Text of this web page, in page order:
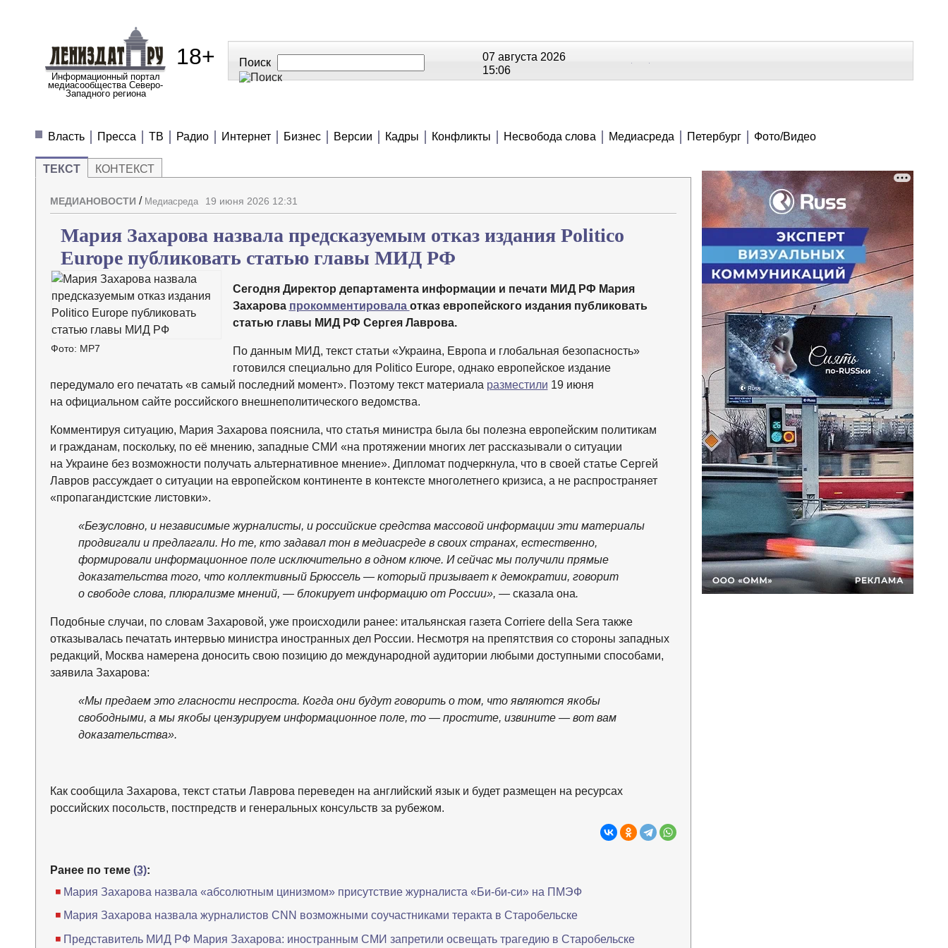
Информационный портал
медиасообщества Северо-
Западного региона
18+ Поиск
07 августа 2026
15:06
Власть
Пресса ТВ Радио Интернет Бизнес Версии Кадры Конфликты Несвобода слова Медиасреда Петербург Фото/Видео
ТЕКСТ КОНТЕКСТ
МЕДИАНОВОСТИ / Медиасреда 19 июня 2026 12:31 Изменить шрифт
В закладки
Мария Захарова назвала предсказуемым отказ издания Politico
Europe публиковать статью главы МИД РФ
Фото: МР7
Сегодня Директор департамента информации и печати МИД РФ Мария
Захарова прокомментировала отказ европейского издания публиковать
статью главы МИД РФ Сергея Лаврова.
По данным МИД, текст статьи «Украина, Европа и глобальная безопасность»
готовился специально для Politico Europe, однако европейское издание
передумало его печатать «в самый последний момент». Поэтому текст материала разместили 19 июня
на официальном сайте российского внешнеполитического ведомства.
Комментируя ситуацию, Мария Захарова пояснила, что статья министра была бы полезна европейским политикам
и гражданам, поскольку, по её мнению, западные СМИ «на протяжении многих лет рассказывали о ситуации
на Украине без возможности получать альтернативное мнение». Дипломат подчеркнула, что в своей статье Сергей
Лавров рассуждает о ситуации на европейском континенте в контексте многолетнего кризиса, а не распространяет
«пропагандистские листовки».
«Безусловно, и независимые журналисты, и российские средства массовой информации эти материалы
продвигали и предлагали. Но те, кто задавал тон в медиасреде в своих странах, естественно,
формировали информационное поле исключительно в одном ключе. И сейчас мы получили прямые
доказательства того, что коллективный Брюссель — который призывает к демократии, говорит
о свободе слова, плюрализме мнений, — блокирует информацию от России», — сказала она.
Подобные случаи, по словам Захаровой, уже происходили ранее: итальянская газета Corriere della Sera также
отказывалась печатать интервью министра иностранных дел России. Несмотря на препятствия со стороны западных
редакций, Москва намерена доносить свою позицию до международной аудитории любыми доступными способами,
заявила Захарова:
«Мы предаем это гласности неспроста. Когда они будут говорить о том, что являются якобы
свободными, а мы якобы цензурируем информационное поле, то — простите, извините — вот вам
доказательства».
Как сообщила Захарова, текст статьи Лаврова переведен на английский язык и будет размещен на ресурсах
российских посольств, постпредств и генеральных консульств за рубежом.
Ранее по теме (3):
Мария Захарова назвала «абсолютным цинизмом» присутствие журналиста «Би-би-си» на ПМЭФ
Мария Захарова назвала журналистов CNN возможными соучастниками теракта в Старобельске
Представитель МИД РФ Мария Захарова: иностранным СМИ запретили освещать трагедию в Старобельске